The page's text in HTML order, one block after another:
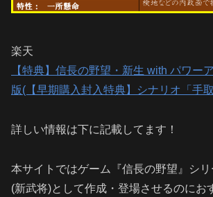
楽天
【特典】信長の野望・新生 with パワー
版(【早期購入封入特典】シナリオ「手
詳しい情報は下に記載してます！
本サイトではゲーム『信長の野望』シ
(新武将)として作成・登場させるのにお